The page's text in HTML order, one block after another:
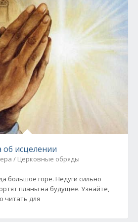
исцелении
/ Церковные обряды
большое горе. Недуги сильно
планы на будущее. Узнайте,
читать для